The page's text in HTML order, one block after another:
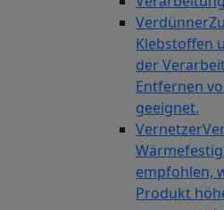
Verdünner
Klebstoffen
der
Entfernen
geeignet.
Vernetzer
empfohlen,
Produkt